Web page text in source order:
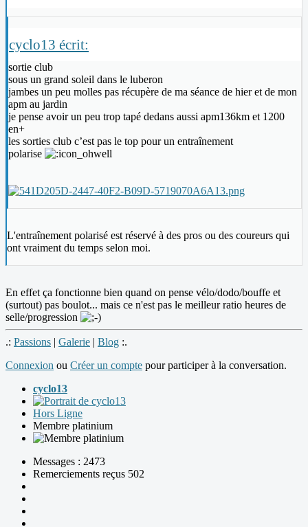
cyclo13 écrit:
sortie club
sous un grand soleil dans le luberon
jambes un peu molles pas récupère de ma séance de hier et de mon
apm au jardin
je pense avoir un peu trop tapé dedans aussi apm136km et 1200
en+
les sorties club c’est pas le top pour un entraînement
polarise
L'entraînement polarisé est réservé à des pros ou des coureurs qui
ont vraiment du temps selon moi.
En effet ça fonctionne bien quand on pense vélo/dodo/bouffe et
(surtout) pas boulot... mais ce n'est pas le meilleur ratio heures de
selle/progression
.: Passions | Galerie | Blog :.
Connexion ou Créer un compte pour participer à la conversation.
cyclo13
Hors Ligne
Membre platinium
Messages : 2473
Remerciements reçus 502